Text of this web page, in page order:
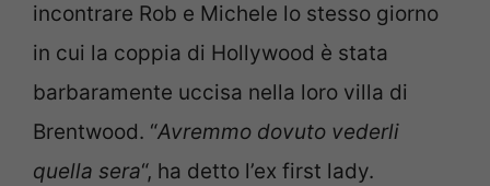
incontrare Rob e Michele lo stesso giorno
in cui la coppia di Hollywood è stata
barbaramente uccisa nella loro villa di
Brentwood. “Avremmo dovuto vederli
quella sera“, ha detto l’ex first lady.